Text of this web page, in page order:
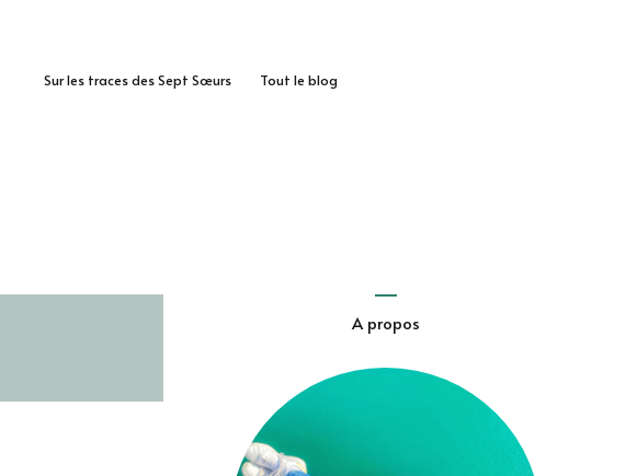
Sur les traces des Sept Sœurs Tout le blog
A propos